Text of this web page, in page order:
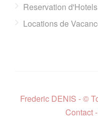
Reservation d'Hotels
Locations de
Frederic DENIS - ©
Contact